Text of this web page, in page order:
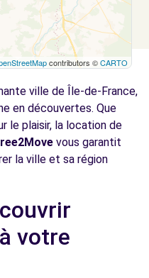
6.8
km
- JUVISY
contributors ©CARTO
ville de Île-de-France,
en découvertes. Que
le plaisir, la location de
vous garantit
la ville et sa région
votre